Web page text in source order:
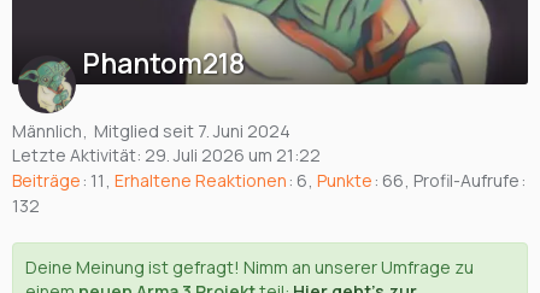
Phantom218
Männlich
Mitglied seit 7. Juni 2024
Letzte Aktivität: 29. Juli 2026 um 21:22
Beiträge 11 Erhaltene Reaktionen 6 Punkte 66 Profil-Aufrufe
132
Deine Meinung ist gefragt! Nimm an unserer Umfrage zu